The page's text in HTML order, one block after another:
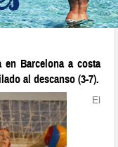
Barcelona a costa
al descanso (3-7).
El